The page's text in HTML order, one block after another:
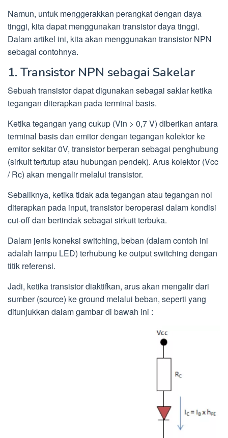
Namun, untuk menggerakkan perangkat dengan daya
tinggi, kita dapat menggunakan transistor daya tinggi.
Dalam artikel ini, kita akan menggunakan transistor NPN
sebagai contohnya.
1. Transistor NPN sebagai Sakelar
Sebuah transistor dapat digunakan sebagai saklar ketika
tegangan diterapkan pada terminal basis.
Ketika tegangan yang cukup (Vin > 0,7 V) diberikan antara
terminal basis dan emitor dengan tegangan kolektor ke
emitor sekitar 0V, transistor berperan sebagai penghubung
(sirkuit tertutup atau hubungan pendek). Arus kolektor (Vcc
/ Rc) akan mengalir melalui transistor.
Sebaliknya, ketika tidak ada tegangan atau tegangan nol
diterapkan pada input, transistor beroperasi dalam kondisi
cut-off dan bertindak sebagai sirkuit terbuka.
Dalam jenis koneksi switching, beban (dalam contoh ini
adalah lampu LED) terhubung ke output switching dengan
titik referensi.
Jadi, ketika transistor diaktifkan, arus akan mengalir dari
sumber (source) ke ground melalui beban, seperti yang
ditunjukkan dalam gambar di bawah ini :